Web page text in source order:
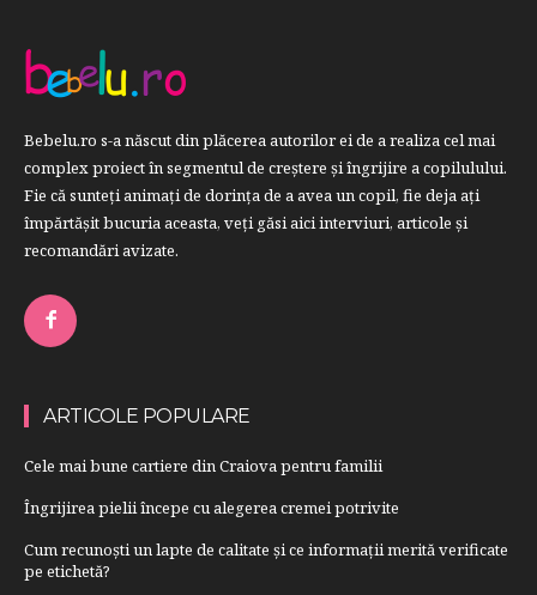
Bebelu.ro s-a născut din plăcerea autorilor ei de a realiza cel mai
complex proiect în segmentul de creştere şi îngrijire a copilulului.
Fie că sunteţi animaţi de dorinţa de a avea un copil, fie deja aţi
împărtăşit bucuria aceasta, veți găsi aici interviuri, articole şi
recomandări avizate.
ARTICOLE POPULARE
Cele mai bune cartiere din Craiova pentru familii
Îngrijirea pielii începe cu alegerea cremei potrivite
Cum recunoști un lapte de calitate și ce informații merită verificate
pe etichetă?